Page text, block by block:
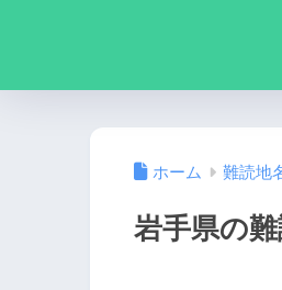
ホーム 難読地
岩手県の